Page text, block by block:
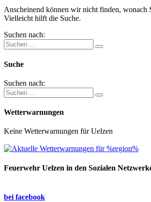
Anscheinend können wir nicht finden, wonach
Vielleicht hilft die Suche.
Suchen nach:
Suche
Suchen nach:
Wetterwarnungen
Keine Wetterwarnungen für Uelzen
Feuerwehr Uelzen in den Sozialen
bei facebook